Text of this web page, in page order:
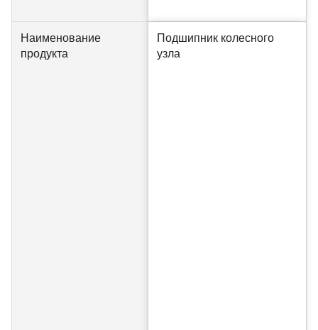
Наименование
продукта
Подшипник колесного
узла